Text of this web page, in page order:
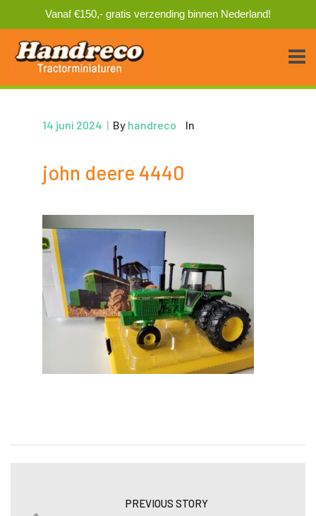
Vanaf €150,- gratis verzending binnen Nederland!
14 juni 2024 | By handreco In
john deere 4440
PREVIOUS STORY